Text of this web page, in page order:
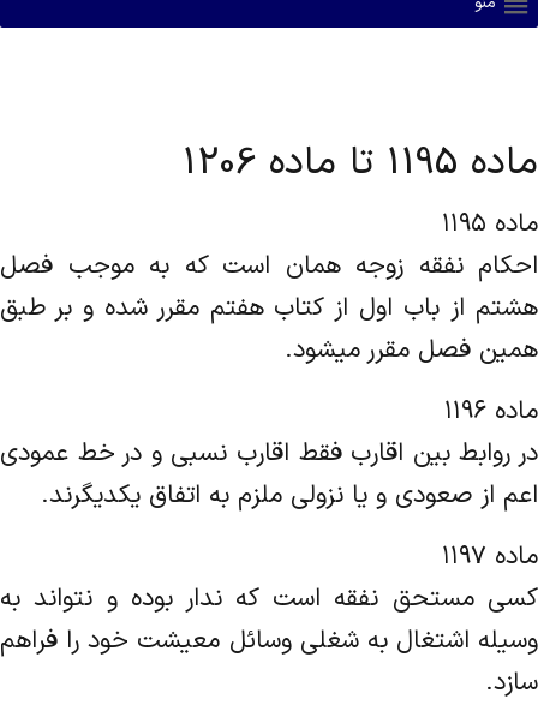
ماده 1195 تا ماده 1206
ماده ۱۱۹۵
احکام نفقه زوجه همان است که به موجب فصل
هشتم از باب اول از کتاب هفتم مقرر شده و بر طبق
همین فصل مقرر میشود.
ماده ۱۱۹۶
در روابط بین اقارب فقط اقارب نسبی و در خط عمودی
اعم از صعودی و یا نزولی ملزم به اتفاق یکدیگرند.
ماده ۱۱۹۷
کسی مستحق نفقه است که ندار بوده و نتواند به
وسیله اشتغال به شغلی وسائل معیشت خود را فراهم
سازد.